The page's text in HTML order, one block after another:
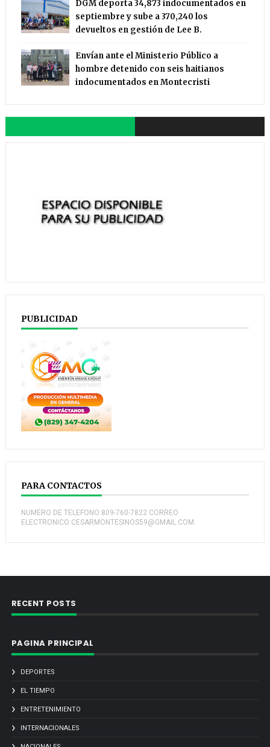
DGM deporta 34,873 indocumentados en
septiembre y sube a 370,240 los
devueltos en gestión de Lee B.
Envían ante el Ministerio Público a
hombre detenido con seis haitianos
indocumentados en Montecristi
PUBLICIDAD
PARA CONTACTOS
NUMERO DE TELEFONO:809-760-7822 CORREO
ELECTRONICO:CESARMONTESINOS59@GMAIL.COM
RECENT POSTS
PAGINA PRINCIPAL
DEPORTES
EL TIEMPO
ENTRETENIMIENTO
INTERNACIONALES